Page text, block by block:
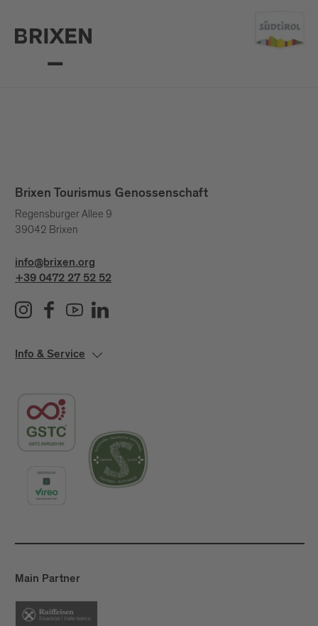
Brixen Tourismus Genossenschaft
Regensburger Allee 9
39042 Brixen
info@brixen.org
+39 0472 27 52 52
Info & Service
Main Partner